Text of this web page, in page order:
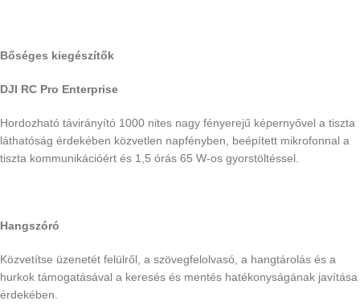
Bőséges kiegészítők
DJI RC Pro Enterprise
Hordozható távirányító 1000 nites nagy fényerejű képernyővel a tiszta
láthatóság érdekében közvetlen napfényben, beépített mikrofonnal a
tiszta kommunikációért és 1,5 órás 65 W-os gyorstöltéssel.
Hangszóró
Közvetítse üzenetét felülről, a szövegfelolvasó, a hangtárolás és a
hurkok támogatásával a keresés és mentés hatékonyságának javítása
érdekében.